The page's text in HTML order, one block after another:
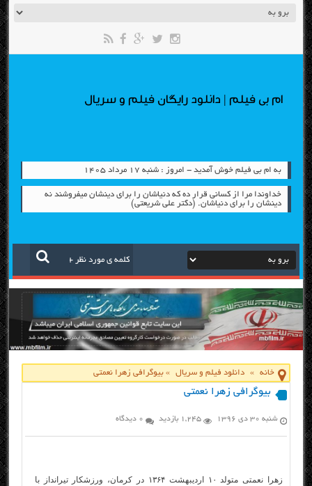
ام بی فیلم | دانلود رایگان فیلم و سریال
به ام بی فیلم خوش آمدید - امروز : شنبه ۱۷ مرداد ۱۴۰۵
خداوندا مرا از کسانی قرار دِه که دنیاشان را برای دینشان میفروشند نه
دینشان را برای دنیاشان. (دکتر علی شریعتی)
خانه » دانلود فیلم و سریال »بیوگرافی زهرا نعمتی
بیوگرافی زهرا نعمتی
شنبه ۳۰ دی ۱۳۹۶ 1,245 بازدید 0 دیدگاه
زهرا نعمتی متولد ۱۰ اردیبهشت ۱۳۶۴ در کرمان، ورزشکار تیرانداز با